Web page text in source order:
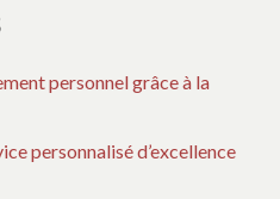
personnel grâce à la
personnalisé d’excellence